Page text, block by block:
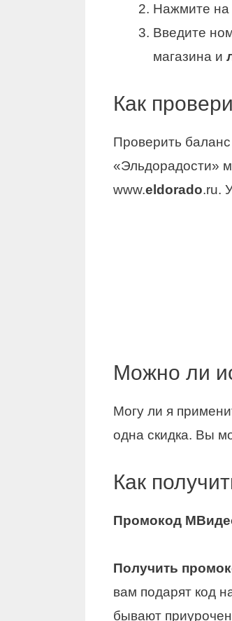
Нажмите на
Введите
магазина и
Как
Проверить
«Эльдорадости»
www.eldorado.ru.
Можно ли
Могу ли я
одна скидка. Вы
Как
Промокод
Получить
вам подарят код
бывают